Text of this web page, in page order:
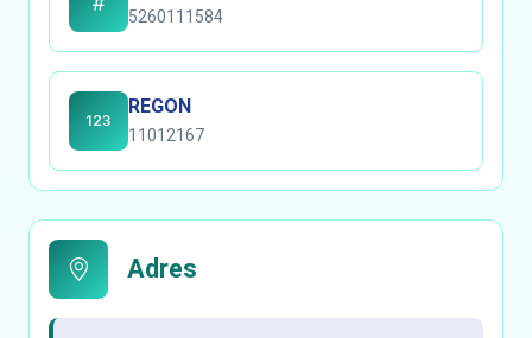
5260111584
REGON
11012167
Adres